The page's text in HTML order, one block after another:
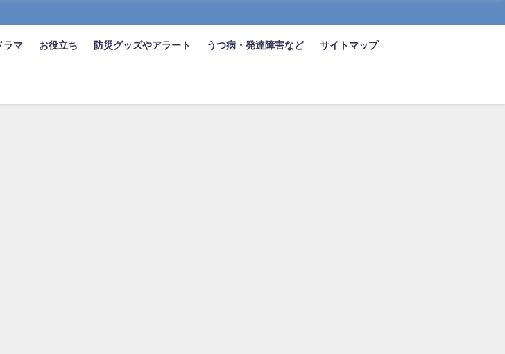
ラマ お役立ち 防災グッズやアラート うつ病・発達障害など サイトマップ